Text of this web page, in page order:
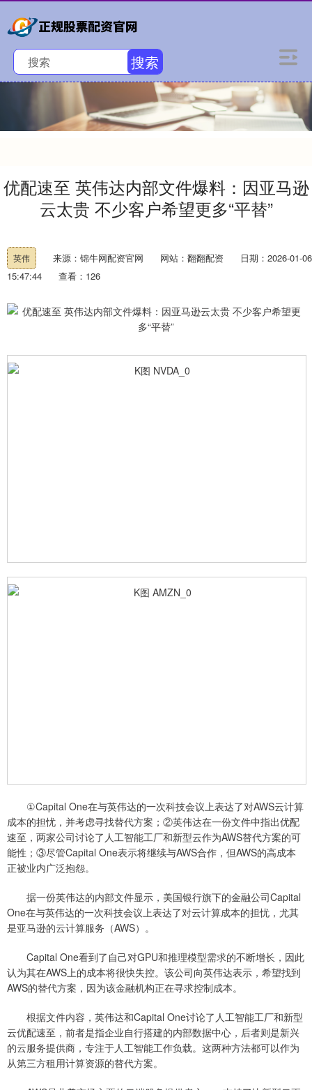
搜索
优配速至 英伟达内部文件爆料：因亚马逊
云太贵 不少客户希望更多“平替”
英伟 来源：锦牛网配资官网 网站：翻翻配资
日期：2026-01-06
15:47:44
查看：126
①Capital One在与英伟达的一次科技会议上表达了对AWS云计算
成本的担忧，并考虑寻找替代方案；②英伟达在一份文件中指出优配
速至，两家公司讨论了人工智能工厂和新型云作为AWS替代方案的可
能性；③尽管Capital One表示将继续与AWS合作，但AWS的高成本
正被业内广泛抱怨。
据一份英伟达的内部文件显示，美国银行旗下的金融公司Capital
One在与英伟达的一次科技会议上表达了对云计算成本的担忧，尤其
是亚马逊的云计算服务（AWS）。
Capital One看到了自己对GPU和推理模型需求的不断增长，因此
认为其在AWS上的成本将很快失控。该公司向英伟达表示，希望找到
AWS的替代方案，因为该金融机构正在寻求控制成本。
根据文件内容，英伟达和Capital One讨论了人工智能工厂和新型
云优配速至，前者是指企业自行搭建的内部数据中心，后者则是新兴
的云服务提供商，专注于人工智能工作负载。这两种方法都可以作为
从第三方租用计算资源的替代方案。